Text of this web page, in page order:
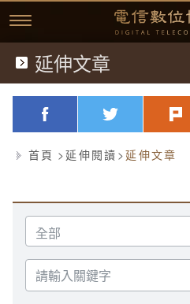
跳
到
主
要
典藏文物
歷史文獻
歷史影片
故事開始
(1897)台灣開始使用電話
延伸閱讀
桌布下載
方賢齊先生簡介
延伸文章
略過字型切換，社群分享工具列
facebook twitter
首頁 延伸閱讀 延伸文章
選
擇
分
類
請
輸
入